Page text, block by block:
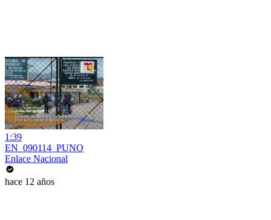
1:39
EN_090114_PUNO
Enlace Nacional
hace 12 años